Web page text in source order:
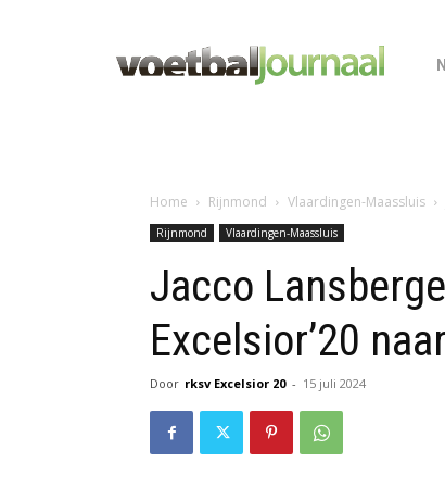
Home Rijnmond Vlaardingen-Maassluis
Rijnmond Vlaardingen-Maassluis
Jacco
Excelsior’20
Door rksv Excelsior 20 - 15 juli 2024